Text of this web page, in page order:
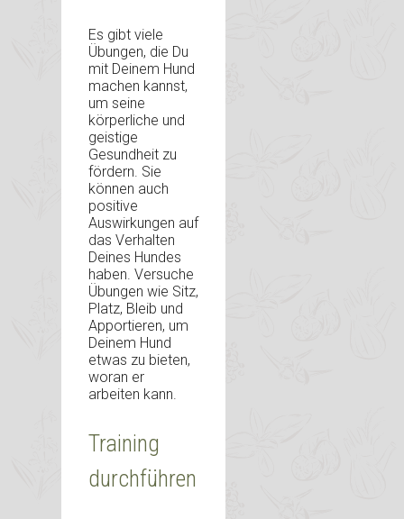
Es gibt viele
Übungen, die Du
mit Deinem Hund
machen kannst,
um seine
körperliche und
geistige
Gesundheit zu
fördern. Sie
können auch
positive
Auswirkungen auf
das Verhalten
Deines Hundes
haben. Versuche
Übungen wie Sitz,
Platz, Bleib und
Apportieren, um
Deinem Hund
etwas zu bieten,
woran er
arbeiten kann.
Training
durchführen